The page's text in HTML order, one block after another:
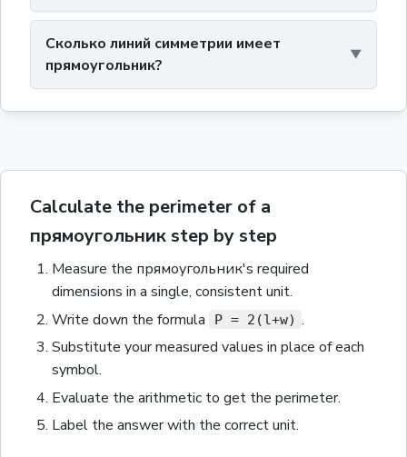
Сколько линий симметрии имеет
прямоугольник?
Calculate the perimeter of a
прямоугольник step by step
Measure the прямоугольник's required
dimensions in a single, consistent unit.
Write down the formula
P = 2(l+w) .
Substitute your measured values in place of each
symbol.
Evaluate the arithmetic to get the perimeter.
Label the answer with the correct unit.